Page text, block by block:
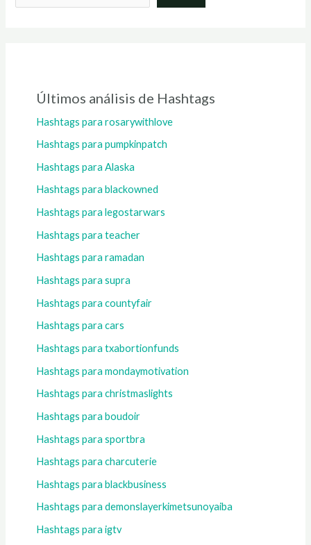
Últimos análisis de Hashtags
Hashtags para rosarywithlove
Hashtags para pumpkinpatch
Hashtags para Alaska
Hashtags para blackowned
Hashtags para legostarwars
Hashtags para teacher
Hashtags para ramadan
Hashtags para supra
Hashtags para countyfair
Hashtags para cars
Hashtags para txabortionfunds
Hashtags para mondaymotivation
Hashtags para christmaslights
Hashtags para boudoir
Hashtags para sportbra
Hashtags para charcuterie
Hashtags para blackbusiness
Hashtags para demonslayerkimetsunoyaiba
Hashtags para igtv